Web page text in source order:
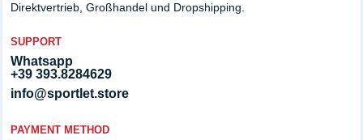
Direktvertrieb, Großhandel und Dropshipping.
SUPPORT
Whatsapp
+39 393.8284629
info@sportlet.store
PAYMENT METHOD